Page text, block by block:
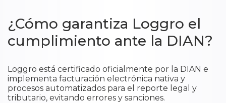
¿Cómo garantiza Loggro el
cumplimiento ante la DIAN?
Loggro está certificado oficialmente por la DIAN e
implementa facturación electrónica nativa y
procesos automatizados para el reporte legal y
tributario, evitando errores y sanciones.